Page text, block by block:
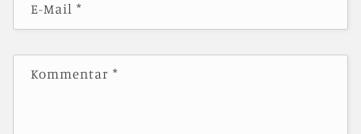
E-Mail*
Kommentar*